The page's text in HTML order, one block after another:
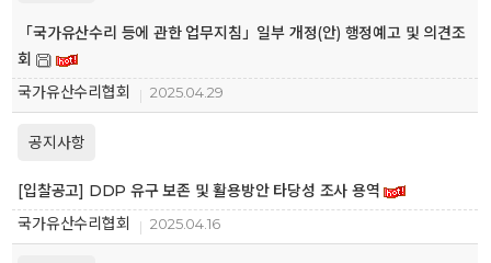
「국가유산수리 등에 관한 업무지침」일부 개정(안) 행정예고 및 의견조
회
국가유산수리협회
2025.04.29
공지사항
[입찰공고] DDP 유구 보존 및 활용방안 타당성 조사 용역
국가유산수리협회
2025.04.16